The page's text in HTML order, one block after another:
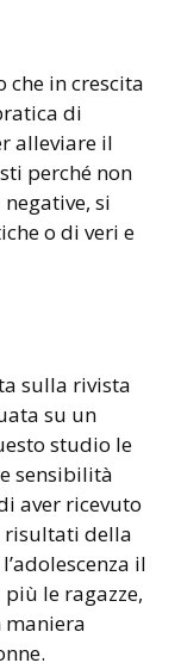
in crescita
di
alleviare il
perché non
si
o di veri e
sulla rivista
su un
studio le
sensibilità
aver ricevuto
risultati della
il
le ragazze,
maniera